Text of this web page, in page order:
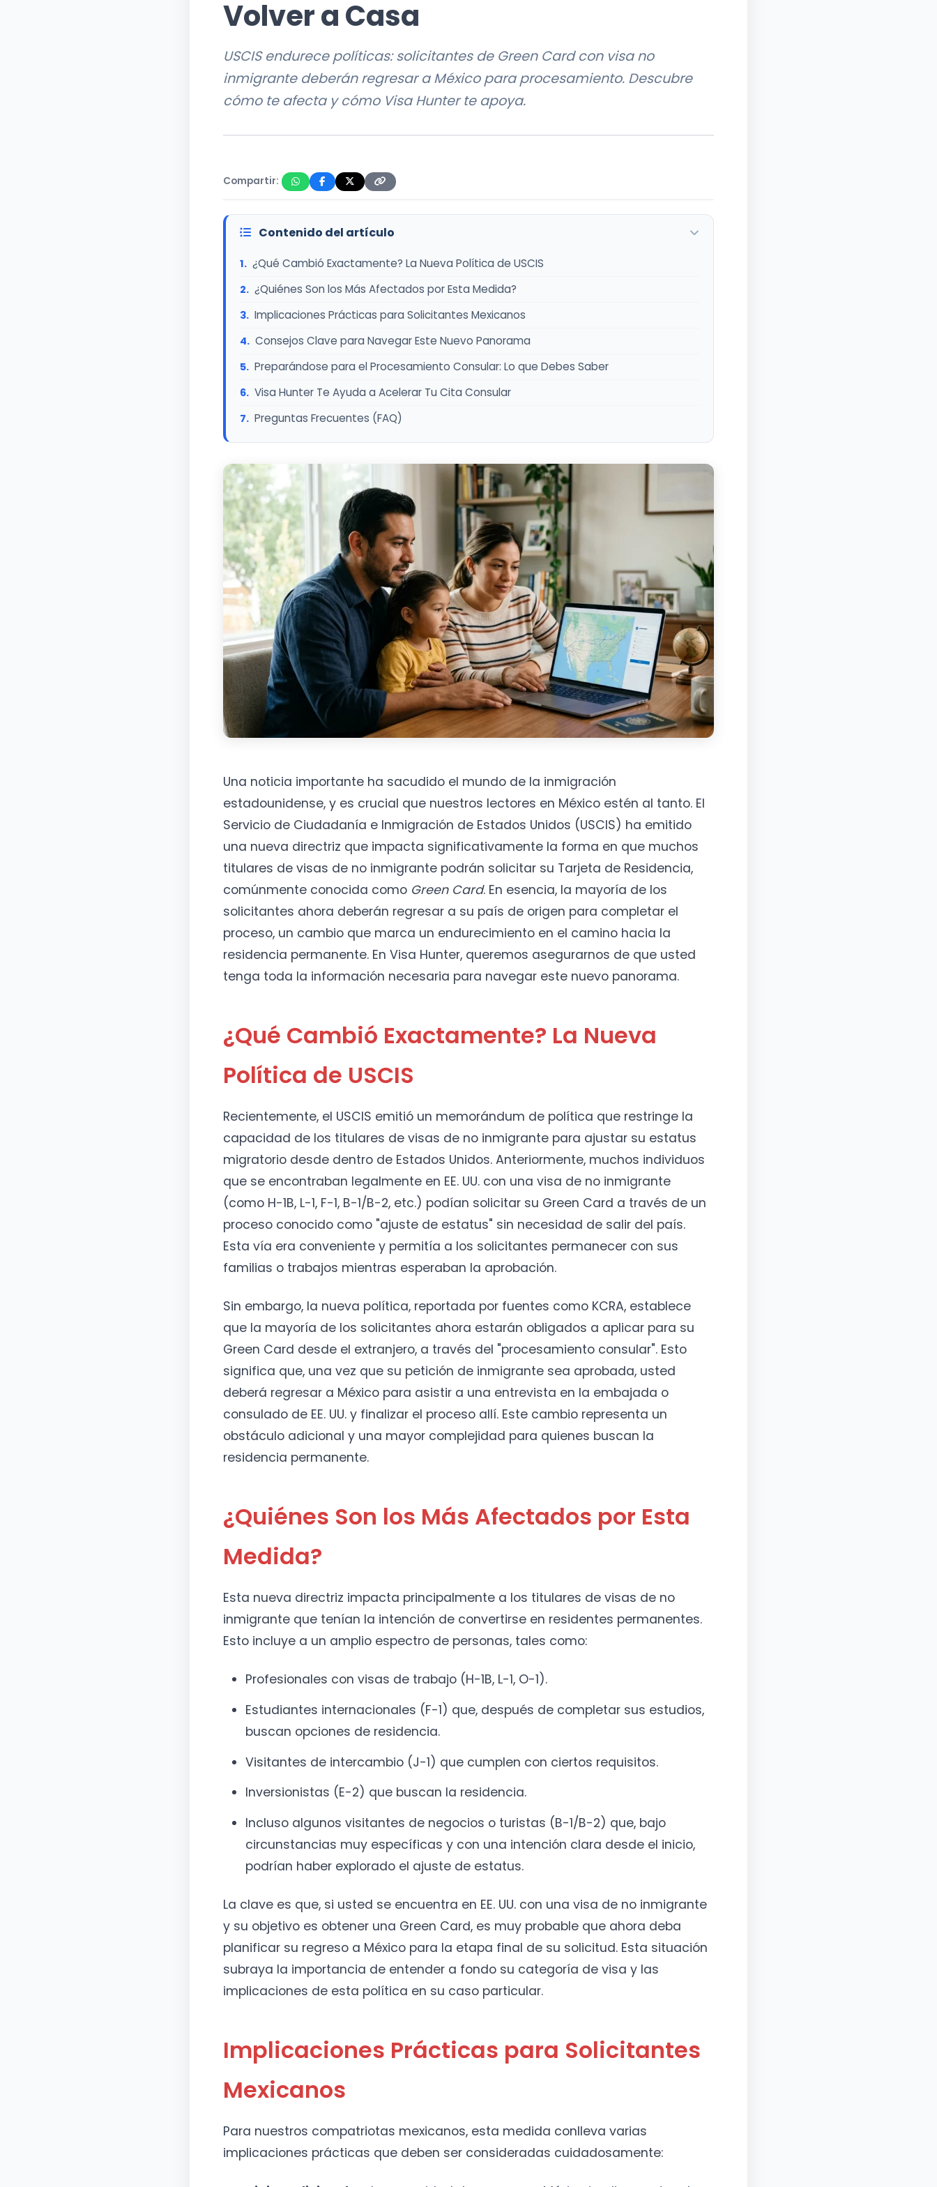
Volver a Casa
USCIS endurece políticas: solicitantes de Green Card con visa no
inmigrante deberán regresar a México para procesamiento. Descubre
cómo te afecta y cómo Visa Hunter te apoya.
Compartir:
Contenido del artículo
¿Qué Cambió Exactamente? La Nueva Política de USCIS
¿Quiénes Son los Más Afectados por Esta Medida?
Implicaciones Prácticas para Solicitantes Mexicanos
Consejos Clave para Navegar Este Nuevo Panorama
Preparándose para el Procesamiento Consular: Lo que Debes Saber
Visa Hunter Te Ayuda a Acelerar Tu Cita Consular
Preguntas Frecuentes (FAQ)
Una noticia importante ha sacudido el mundo de la inmigración
estadounidense, y es crucial que nuestros lectores en México estén al tanto. El
Servicio de Ciudadanía e Inmigración de Estados Unidos (USCIS) ha emitido
una nueva directriz que impacta significativamente la forma en que muchos
titulares de visas de no inmigrante podrán solicitar su Tarjeta de Residencia,
comúnmente conocida como Green Card. En esencia, la mayoría de los
solicitantes ahora deberán regresar a su país de origen para completar el
proceso, un cambio que marca un endurecimiento en el camino hacia la
residencia permanente. En Visa Hunter, queremos asegurarnos de que usted
tenga toda la información necesaria para navegar este nuevo panorama.
¿Qué Cambió Exactamente? La Nueva
Política de USCIS
Recientemente, el USCIS emitió un memorándum de política que restringe la
capacidad de los titulares de visas de no inmigrante para ajustar su estatus
migratorio desde dentro de Estados Unidos. Anteriormente, muchos individuos
que se encontraban legalmente en EE. UU. con una visa de no inmigrante
(como H-1B, L-1, F-1, B-1/B-2, etc.) podían solicitar su Green Card a través de un
proceso conocido como "ajuste de estatus" sin necesidad de salir del país.
Esta vía era conveniente y permitía a los solicitantes permanecer con sus
familias o trabajos mientras esperaban la aprobación.
Sin embargo, la nueva política, reportada por fuentes como KCRA, establece
que la mayoría de los solicitantes ahora estarán obligados a aplicar para su
Green Card desde el extranjero, a través del "procesamiento consular". Esto
significa que, una vez que su petición de inmigrante sea aprobada, usted
deberá regresar a México para asistir a una entrevista en la embajada o
consulado de EE. UU. y finalizar el proceso allí. Este cambio representa un
obstáculo adicional y una mayor complejidad para quienes buscan la
residencia permanente.
¿Quiénes Son los Más Afectados por Esta
Medida?
Esta nueva directriz impacta principalmente a los titulares de visas de no
inmigrante que tenían la intención de convertirse en residentes permanentes.
Esto incluye a un amplio espectro de personas, tales como:
Profesionales con visas de trabajo (H-1B, L-1, O-1).
Estudiantes internacionales (F-1) que, después de completar sus estudios,
buscan opciones de residencia.
Visitantes de intercambio (J-1) que cumplen con ciertos requisitos.
Inversionistas (E-2) que buscan la residencia.
Incluso algunos visitantes de negocios o turistas (B-1/B-2) que, bajo
circunstancias muy específicas y con una intención clara desde el inicio,
podrían haber explorado el ajuste de estatus.
La clave es que, si usted se encuentra en EE. UU. con una visa de no inmigrante
y su objetivo es obtener una Green Card, es muy probable que ahora deba
planificar su regreso a México para la etapa final de su solicitud. Esta situación
subraya la importancia de entender a fondo su categoría de visa y las
implicaciones de esta política en su caso particular.
Implicaciones Prácticas para Solicitantes
Mexicanos
Para nuestros compatriotas mexicanos, esta medida conlleva varias
implicaciones prácticas que deben ser consideradas cuidadosamente: